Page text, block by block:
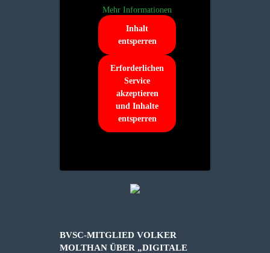
Mehr Informationen
Inhalt
entsperren
Erforderlichen
Service
akzeptieren
und Inhalte
entsperren
BVSC-MITGLIED VOLKER
MOLTHAN ÜBER „DIGITALE